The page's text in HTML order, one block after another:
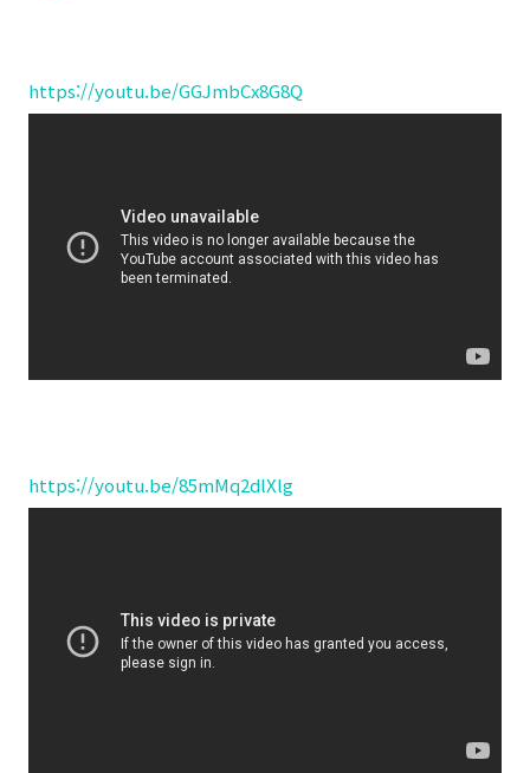
https://youtu.be/GGJmbCx8G8Q
https://youtu.be/85mMq2dlXlg